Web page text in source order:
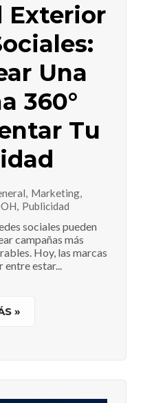
Exterior
Una
360°
Tu
, Marketing,
, Publicidad
sociales pueden
campañas más
Hoy, las marcas
entre estar...
»